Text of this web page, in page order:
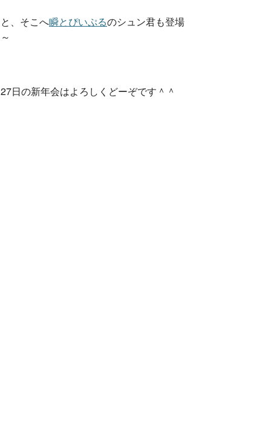
と、そこへ瞬とぴいぷるのシュン君も登場
～
27日の新年会はよろしくどーぞです＾＾